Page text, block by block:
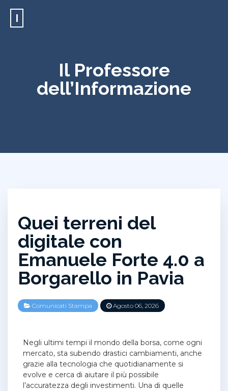
I
Il Professore
dell’Informazione
Quei terreni del
digitale con
Emanuele Forte 4.0 a
Borgarello in Pavia
Comunicati Stampa Agosto 06, 2026
Negli ultimi tempi il mondo della borsa, come ogni
mercato, sta subendo drastici cambiamenti, anche
grazie alla tecnologia che quotidianamente si
evolve e cerca di aiutare il più possibile
l’accuratezza degli investimenti. Una di quelle